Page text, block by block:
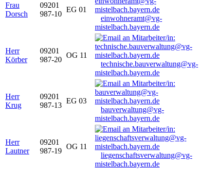
Frau
Dorsch
09201
987-10
EG 01
einwohneramt@vg-
mistelbach.bayern.de
Herr
Körber
09201
987-20
OG 11
technische.bauverwaltung@vg-
mistelbach.bayern.de
Herr
Krug
09201
987-13
EG 03
bauverwaltung@vg-
mistelbach.bayern.de
Herr
Lautner
09201
987-19
OG 11
liegenschaftsverwaltung@vg-
mistelbach.bayern.de